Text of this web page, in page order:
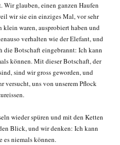
Wir glauben, einen ganzen Haufen
wir sie ein einziges Mal, vor sehr
klein waren, ausprobiert haben und
verhalten wie der Elefant, und
die Botschaft eingebrannt: Ich kann
können. Mit dieser Botschaft, der
sind wir gross geworden, und
versucht, uns von unserem Pflock
wieder spüren und mit den Ketten
Blick, und wir denken: Ich kann
es niemals können.